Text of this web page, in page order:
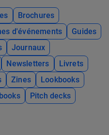
Brochures
d'événements
Guides
Journaux
Newsletters
Livrets
Zines
Lookbooks
Pitch decks